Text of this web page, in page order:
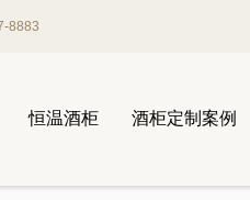
8883
恒温酒柜 酒柜定制案例